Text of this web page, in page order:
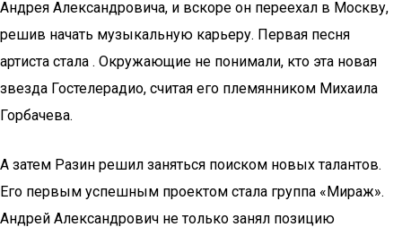
Андрея Александровича, и вскоре он переехал в Москву,
решив начать музыкальную карьеру. Первая песня
артиста стала . Окружающие не понимали, кто эта новая
звезда Гостелерадио, считая его племянником Михаила
Горбачева.
А затем Разин решил заняться поиском новых талантов.
Его первым успешным проектом стала группа «Мираж».
Андрей Александрович не только занял позицию